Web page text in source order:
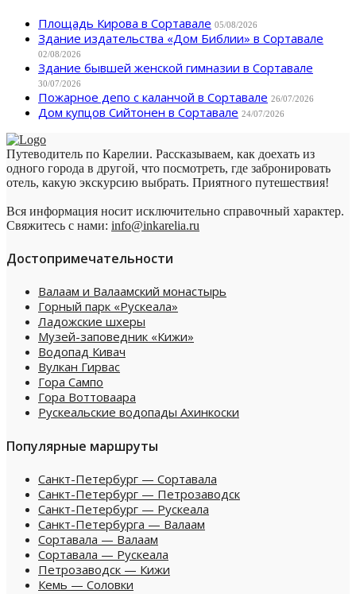
Площадь Кирова в Сортавале 05/08/2026
Здание издательства «Дом Библии» в Сортавале
02/08/2026
Здание бывшей женской гимназии в Сортавале
30/07/2026
Пожарное депо с каланчой в Сортавале 26/07/2026
Дом купцов Сийтонен в Сортавале 24/07/2026
Путеводитель по Карелии. Рассказываем, как доехать из
одного города в другой, что посмотреть, где забронировать
отель, какую экскурсию выбрать. Приятного путешествия!
Вся информация носит исключительно справочный характер.
Свяжитесь с нами: info@inkarelia.ru
Достопримечательности
Валаам и Валаамский монастырь
Горный парк «Рускеала»
Ладожские шхеры
Музей-заповедник «Кижи»
Водопад Кивач
Вулкан Гирвас
Гора Сампо
Гора Воттоваара
Рускеальские водопады Ахинкоски
Популярные маршруты
Санкт-Петербург — Сортавала
Санкт-Петербург — Петрозаводск
Санкт-Петербург — Рускеала
Санкт-Петербурга — Валаам
Сортавала — Валаам
Сортавала — Рускеала
Петрозаводск — Кижи
Кемь — Соловки